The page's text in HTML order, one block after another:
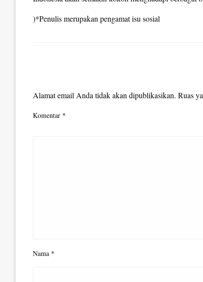
)*Penulis merupakan pengamat isu sosial
Alamat email Anda tidak akan dipublikasikan. Ruas
Komentar *
Nama *